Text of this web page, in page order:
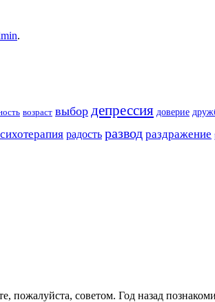
.
возраст выбор депрессия доверие
радость развод раздражение
пожалуйста, советом. Год назад